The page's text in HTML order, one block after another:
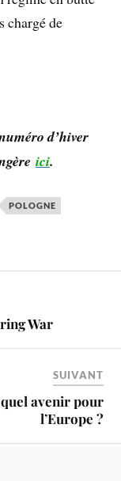
chargé de
d’hiver
ici.
POLOGNE
War
SUIVANT
avenir pour
l’Europe ?